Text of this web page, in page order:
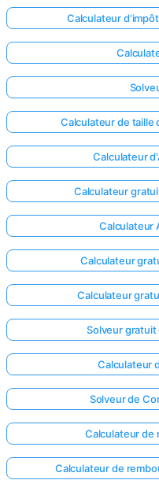
Calculateur
Calculateur de taille
Calculateur
Calculateur
Calculateur
Calculateur
Calculateur
Solveur
Calculateur
Solveur de
Calculateur de
Calculateur de